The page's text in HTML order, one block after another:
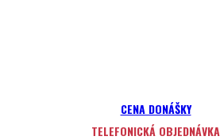
CENA DONÁŠKY
TELEFONICKÁ OBJEDNÁVKA